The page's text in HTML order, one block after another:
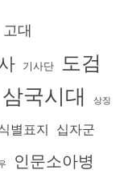
고대
기사단 도검
삼국시대 상징
별표지 십자군
인문소아병